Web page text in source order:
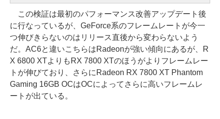
この検証は最初のパフォーマンス改善アップデート後
に行なっているが、GeForce系のフレームレートが今一
つ伸びきらないのはリリース直後から変わらないよう
だ。AC6と違いこちらはRadeonが強い傾向にあるが、R
X 6800 XTよりもRX 7800 XTのほうがよりフレームレー
トが伸びており、さらにRadeon RX 7800 XT Phantom
Gaming 16GB OCはOCによってさらに高いフレームレ
ートが出ている。